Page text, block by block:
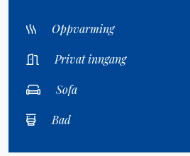
Oppvarming
Privat inngang
Sofa
Bad